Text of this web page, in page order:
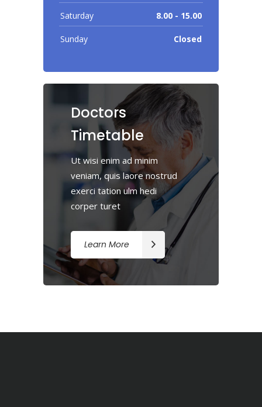
Saturday 8.00 - 15.00
Sunday Closed
Doctors
Timetable
Ut wisi enim ad minim
veniam, quis laore nostrud
exerci tation ulm hedi
corper turet
Learn More